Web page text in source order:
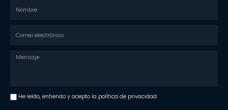
He leído, entiendo y acepto la política de privacidad.